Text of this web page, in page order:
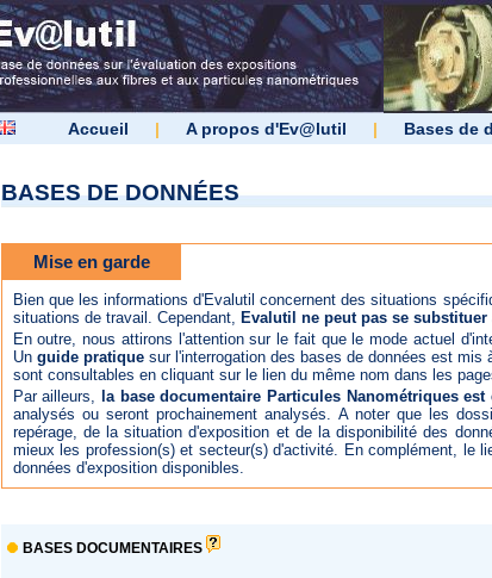
Accueil | A propos d'Ev@lutil | Bases de
BASES DE DONNÉES
Mise en garde
Bien que les informations d'Evalutil concernent des situations
situations de travail. Cependant, Evalutil ne peut pas se
En outre, nous attirons l'attention sur le fait que le mode actuel
Un guide pratiquesur l'interrogation des bases de données est mis
sont consultables en cliquant sur le lien du même nom dans les
Par ailleurs,
la base documentaire Particules Nanométriques
analysés ou seront prochainement analysés. A noter que les
repérage, de la situation d'exposition et de la disponibilité des
mieux les profession(s) et secteur(s) d'activité. En complément, le
données d'exposition disponibles.
BASES DOCUMENTAIRES